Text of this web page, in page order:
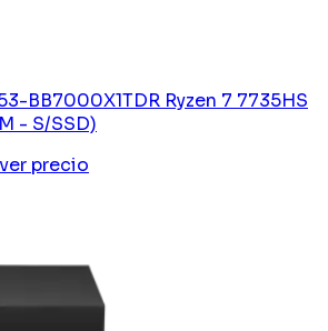
BB7000X1TDR Ryzen 7 7735HS
- S/SSD)
precio